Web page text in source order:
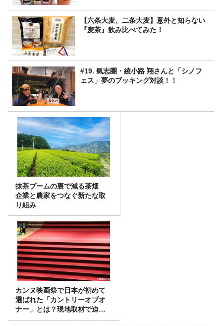
【六条大麦、二条大麦】意外と知らない
『麦茶』飲み比べてみた！
#19. 氣志團・綾小路 翔さんと「シノフ
ェス」夢のブッキング対談！！
抹茶ブームの裏で減る茶畑
企業と農家をつなぐ新たな取
り組み
カンヌ映画祭で日本が初めて
選ばれた「カントリーオブオ
ナー」とは？現地取材で迫る
選出の意味